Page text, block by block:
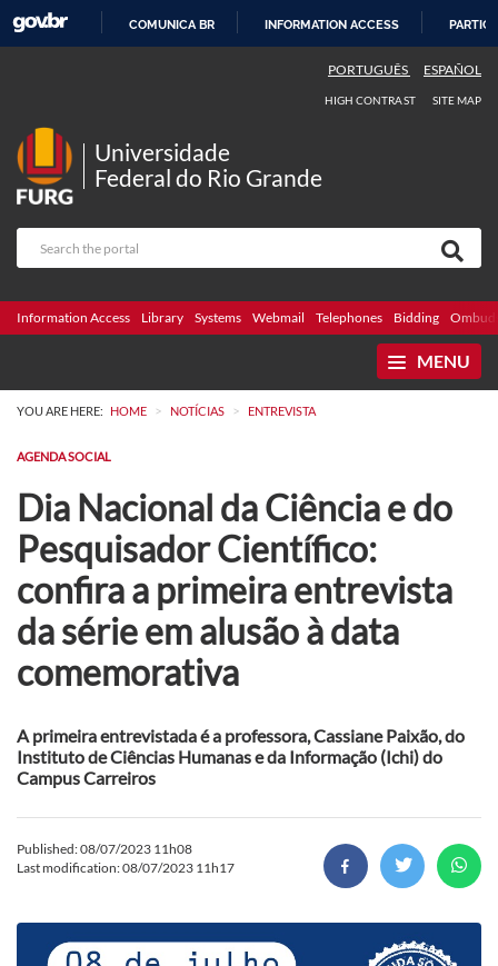
COMUNICA BR INFORMATION ACCESS
PORTUGUÊS ESPAÑOL
HIGH CONTRAST SITE MAP
Universidade
Federal do Rio Grande
Information Access Library Systems Webmail Telephones Bidding
MENU
YOU ARE HERE: HOME > NOTÍCIAS > ENTREVISTA
AGENDA SOCIAL
Dia Nacional da Ciência e do
Pesquisador Científico:
confira a primeira entrevista
da série em alusão à data
comemorativa
A primeira entrevistada é a professora, Cassiane Paixão, do
Instituto de Ciências Humanas e da Informação (Ichi) do
Campus Carreiros
Published: 08/07/2023 11h08
Last modification: 08/07/2023 11h17